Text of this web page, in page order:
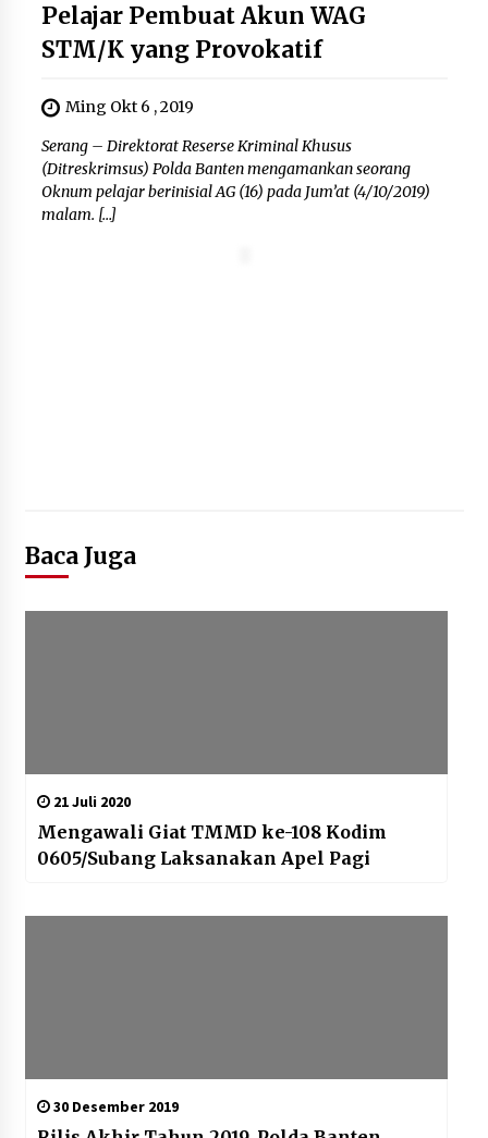
Pelajar Pembuat Akun WAG
STM/K yang Provokatif
Ming Okt 6 , 2019
Serang – Direktorat Reserse Kriminal Khusus
(Ditreskrimsus) Polda Banten mengamankan seorang
Oknum pelajar berinisial AG (16) pada Jum’at (4/10/2019)
malam. […]
Baca Juga
21 Juli 2020
Mengawali Giat TMMD ke-108 Kodim
0605/Subang Laksanakan Apel Pagi
30 Desember 2019